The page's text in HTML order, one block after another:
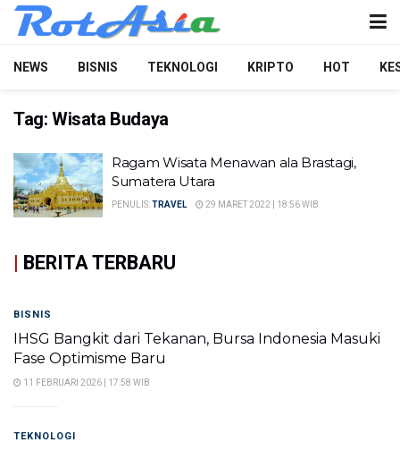
NEWS BISNIS TEKNOLOGI KRIPTO HOT
Tag: Wisata Budaya
Ragam Wisata Menawan ala Brastagi,
Sumatera Utara
PENULIS:TRAVEL 29 MARET 2022 | 18:56 WIB
BERITA TERBARU
BISNIS
IHSG Bangkit dari Tekanan, Bursa Indonesia Masuki
Fase Optimisme Baru
11 FEBRUARI 2026 | 17:58 WIB
TEKNOLOGI